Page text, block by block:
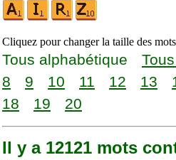
Cliquez pour changer la taille des mots
Tous alphabétique
8
9 10 11 12 13
18
19 20
Il y a 12121 mots